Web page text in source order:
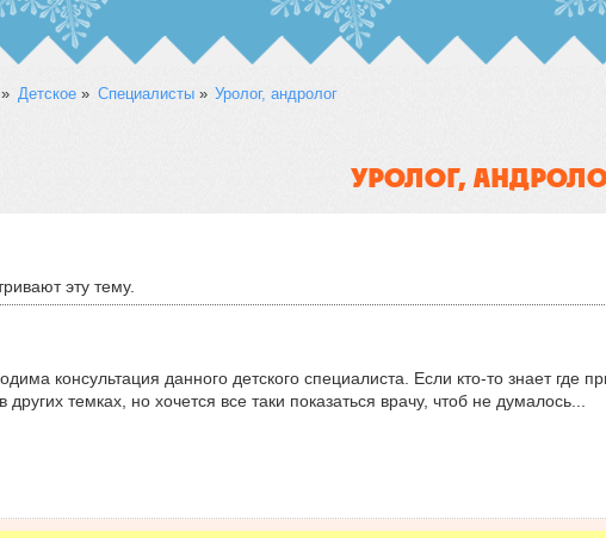
» Детское» Специалисты» Уролог, андролог
УРОЛОГ,
эту тему.
консультация данного детского специалиста. Если кто-то знает
других темках, но хочется все таки показаться врачу, чтоб не думалось...